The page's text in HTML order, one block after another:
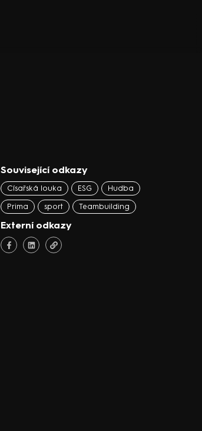
Související odkazy
Císařská louka ESG Hudba
Prima sport Teambuilding
Externí odkazy